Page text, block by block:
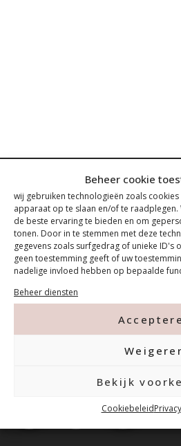
Beheer cookie
wij gebruiken technologieën zoals
apparaat op te slaan en/of te
de beste ervaring te bieden en om
tonen. Door in te stemmen met deze
gegevens zoals surfgedrag of unieke ID's
geen toestemming geeft of uw
nadelige invloed hebben op bepaalde
Beheer diensten
Bekijk
Cookiebeleid
Contact
Tanthofdreef 7 2623 EW Delft